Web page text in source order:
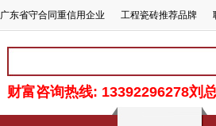
广东省守合同重信用企业 工程瓷砖推荐品牌
财富咨询热线: 13392296278刘